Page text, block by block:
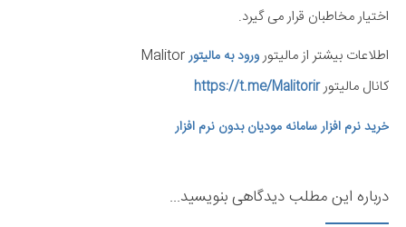
اختیار مخاطبان قرار می گیرد.
اطلاعات بیشتر از مالیتورورود به مالیتورMalitor
کانال مالیتورhttps://t.me/Malitorir
خرید نرم افزار سامانه مودیان بدون نرم افزار
درباره این مطلب دیدگاهی بنویسید...